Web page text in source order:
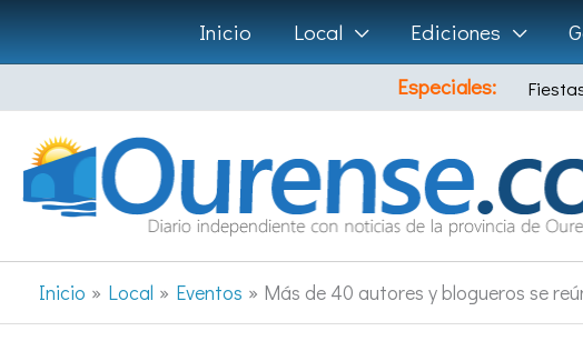
Ir
al
contenido
Inicio Local Ediciones
Especiales:
Inicio Local Eventos Más de 40 autores y blogueros se